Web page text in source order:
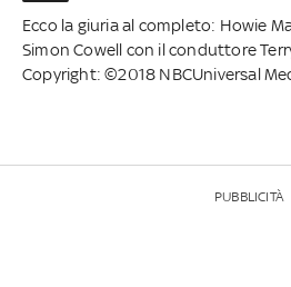
Ecco la giuria al completo: Howie
Simon Cowell con il conduttore
Copyright: ©2018 NBCUniversal
PUBBLICITÀ